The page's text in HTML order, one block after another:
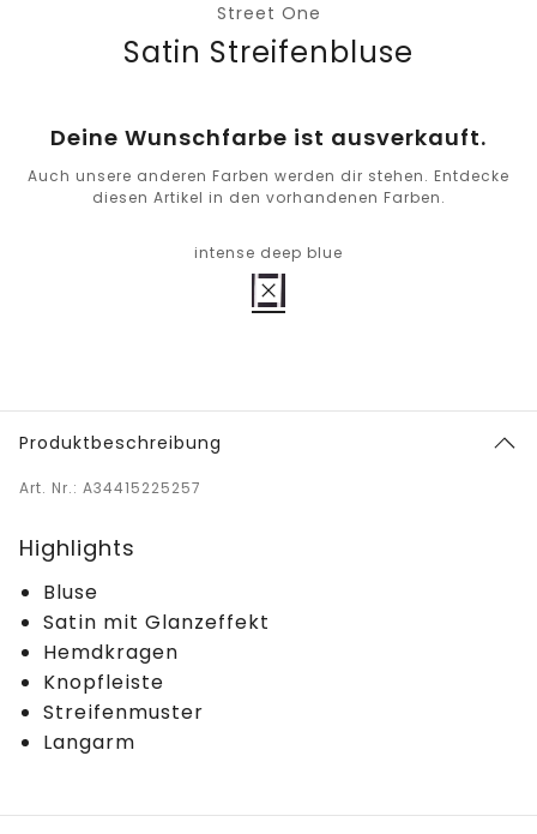
Street One
Satin Streifenbluse
Deine Wunschfarbe ist ausverkauft.
Auch unsere anderen Farben werden dir stehen. Entdecke
diesen Artikel in den vorhandenen Farben.
intense deep blue
Produktbeschreibung
Art. Nr.: A34415225257
Highlights
Bluse
Satin mit Glanzeffekt
Hemdkragen
Knopfleiste
Streifenmuster
Langarm